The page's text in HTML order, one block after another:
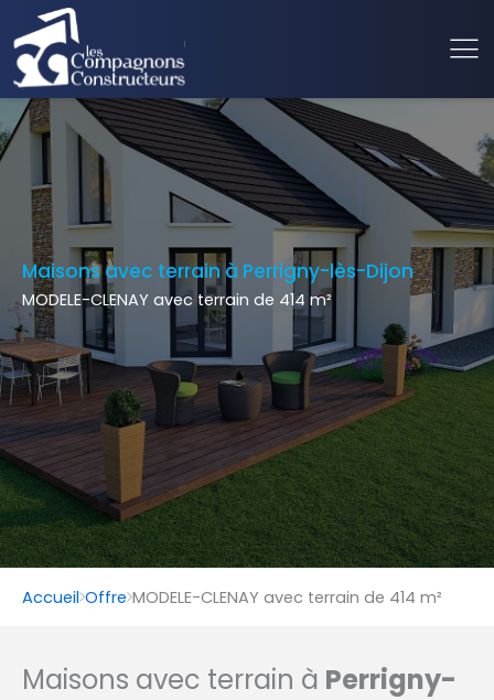
Maisons avec terrain à Perrigny-lès-Dijon
MODELE-CLENAY avec terrain de 414 m²
Accueil Offre MODELE-CLENAY avec terrain de 414 m²
Maisons avec terrain à Perrigny-